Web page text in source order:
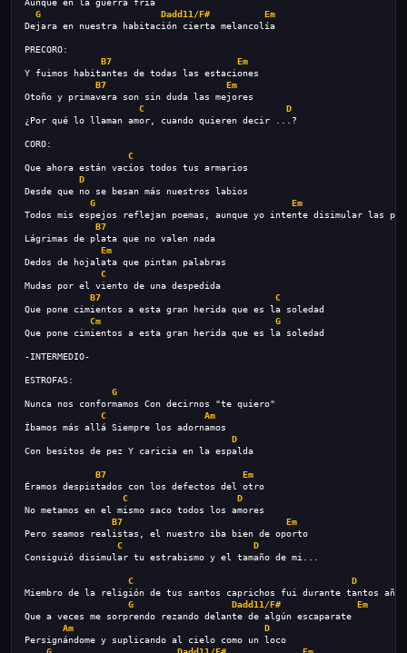
Aunque en la guerra fría
G
Dadd11/F#
Em
Dejara en nuestra habitación cierta melancolía
PRECORO:
B7
Em
Y fuimos habitantes de todas las estaciones
B7
Em
Otoño y primavera son sin duda las mejores
C
D
¿Por qué lo llaman amor, cuando quieren decir ...?
CORO:
C
Que ahora están vacíos todos tus armarios
D
Desde que no se besan más nuestros labios
G
Em
Todos mis espejos reflejan poemas, aunque yo intente disimular las
B7
Lágrimas de plata que no valen nada
Em
Dedos de hojalata que pintan palabras
C
Mudas por el viento de una despedida
B7
C
Que pone cimientos a esta gran herida que es la soledad
Cm
G
Que pone cimientos a esta gran herida que es la soledad
-INTERMEDIO-
ESTROFAS:
G
Nunca nos conformamos Con decirnos "te quiero"
C
Am
Íbamos más allá Siempre los adornamos
D
Con besitos de pez Y caricia en la espalda
B7
Em
Éramos despistados con los defectos del otro
C
D
No metamos en el mismo saco todos los amores
B7
Em
Pero seamos realistas, el nuestro iba bien de oporto
C
D
Consiguió disimular tu estrabismo y el tamaño de mi...
C
D
Miembro de la religión de tus santos caprichos fui durante tantos años
G
Dadd11/F#
Em
Que a veces me sorprendo rezando delante de algún escaparate
Am
D
Persignándome y suplicando al cielo como un loco